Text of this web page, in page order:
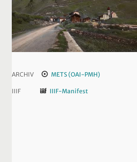
ARCHIV METS (OAI-PMH)
IIIF IIIF-Manifest